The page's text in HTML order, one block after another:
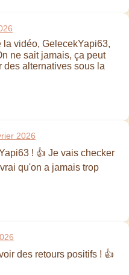
la vidéo, GelecekYapi63,
ne sait jamais, ça peut
des alternatives sous la
2026
! 👍 Je vais checker
qu'on a jamais trop
des retours positifs ! 👍